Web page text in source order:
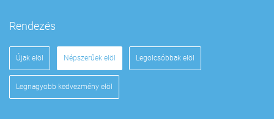
Rendezés
Újak elöl Népszerűek elöl Legolcsóbbak elöl
Legnagyobb kedvezmény elöl